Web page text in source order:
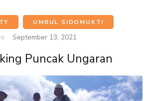
, UMBUL SIDOMUKTI
September 13, 2021
Puncak Ungaran